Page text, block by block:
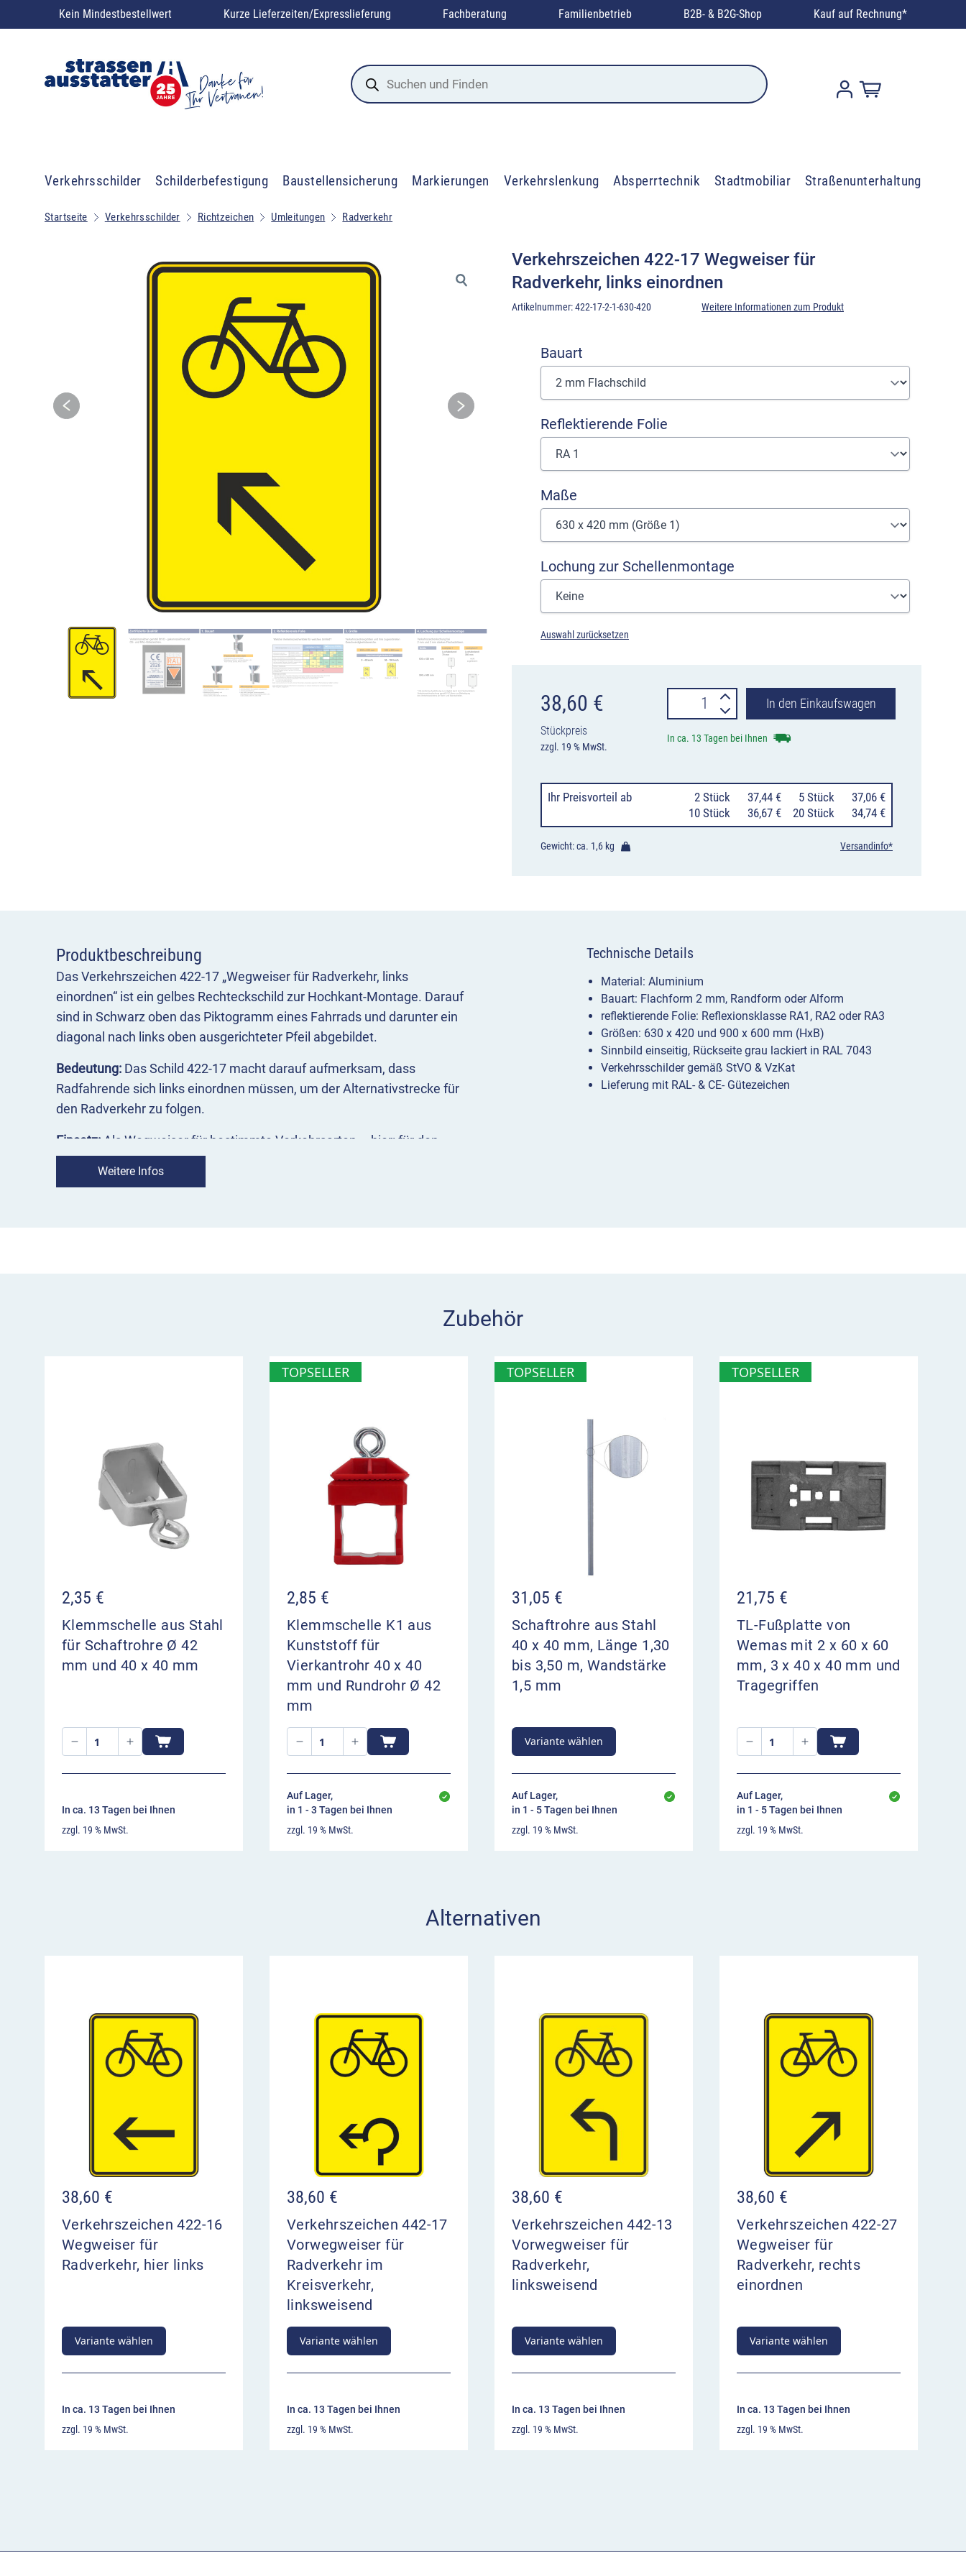
Kein Mindestbestellwert Kurze Lieferzeiten/Expresslieferung Fachberatung Familienbetrieb B2B- & B2G-Shop Kauf auf Rechnung*
Products
search
Verkehrsschilder Schilderbefestigung Baustellensicherung Markierungen Verkehrslenkung Absperrtechnik Stadtmobiliar Straßenunterhaltung
Startseite Verkehrsschilder Richtzeichen Umleitungen Radverkehr
Verkehrszeichen 422-17 Wegweiser für
Radverkehr, links einordnen
Artikelnummer:422-17-2-1-630-420 Weitere Informationen zum Produkt
Bauart
Reflektierende Folie
Maße
Lochung zur Schellenmontage
Auswahl zurücksetzen
38,60 €
Stückpreis
zzgl. 19 % MwSt.
Verkehrszeichen
422-
Wegweiser
für
Radverkehr,
In den Einkaufswagen
In ca. 13 Tagen bei Ihnen
Ihr Preisvorteil ab 2 Stück 37,44 € 5 Stück
37,06 €
10 Stück
36,67 € 20 Stück 34,74 €
Gewicht: ca. 1,6 kg Versandinfo*
Produktbeschreibung
Das Verkehrszeichen 422-17 „Wegweiser für Radverkehr, links
einordnen“ ist ein gelbes Rechteckschild zur Hochkant-Montage. Darauf
sind in Schwarz oben das Piktogramm eines Fahrrads und darunter ein
diagonal nach links oben ausgerichteter Pfeil abgebildet.
Bedeutung: Das Schild 422-17 macht darauf aufmerksam, dass
Radfahrende sich links einordnen müssen, um der Alternativstrecke für
den Radverkehr zu folgen.
Einsatz: Als Wegweiser für bestimmte Verkehrsarten – hier: für den
Radverkehr – kommt das Richtzeichen 422-17 im Rahmen der
Weitere Infos
Technische Details
Material: Aluminium
Bauart: Flachform 2 mm, Randform oder Alform
reflektierende Folie: Reflexionsklasse RA1, RA2 oder RA3
Größen: 630 x 420 und 900 x 600 mm (HxB)
Sinnbild einseitig, Rückseite grau lackiert in RAL 7043
Verkehrsschilder gemäß StVO & VzKat
Lieferung mit RAL- & CE- Gütezeichen
Zubehör
2,35 €
Klemmschelle aus Stahl
für Schaftrohre Ø 42
mm und 40 x 40 mm
In ca. 13 Tagen bei Ihnen
zzgl. 19 % MwSt.
TOPSELLER
2,85 €
Klemmschelle K1 aus
Kunststoff für
Vierkantrohr 40 x 40
mm und Rundrohr Ø 42
mm
Auf Lager,
in 1 - 3 Tagen bei Ihnen
zzgl. 19 % MwSt.
TOPSELLER
31,05 €
Schaftrohre aus Stahl
40 x 40 mm, Länge 1,30
bis 3,50 m, Wandstärke
1,5 mm
Variante wählen
Auf Lager,
in 1 - 5 Tagen bei Ihnen
zzgl. 19 % MwSt.
TOPSELLER
21,75 €
TL-Fußplatte von
Wemas mit 2 x 60 x 60
mm, 3 x 40 x 40 mm und
Tragegriffen
Auf Lager,
in 1 - 5 Tagen bei Ihnen
zzgl. 19 % MwSt.
Alternativen
38,60 €
Verkehrszeichen 422-16
Wegweiser für
Radverkehr, hier links
Variante wählen
In ca. 13 Tagen bei Ihnen
zzgl. 19 % MwSt.
38,60 €
Verkehrszeichen 442-17
Vorwegweiser für
Radverkehr im
Kreisverkehr,
linksweisend
Variante wählen
In ca. 13 Tagen bei Ihnen
zzgl. 19 % MwSt.
38,60 €
Verkehrszeichen 442-13
Vorwegweiser für
Radverkehr,
linksweisend
Variante wählen
In ca. 13 Tagen bei Ihnen
zzgl. 19 % MwSt.
38,60 €
Verkehrszeichen 422-27
Wegweiser für
Radverkehr, rechts
einordnen
Variante wählen
In ca. 13 Tagen bei Ihnen
zzgl. 19 % MwSt.